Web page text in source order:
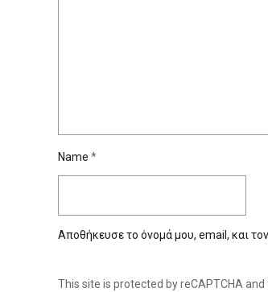
Name *
Αποθήκευσε το όνομά μου, email, και
This site is protected by reCAPTCHA and